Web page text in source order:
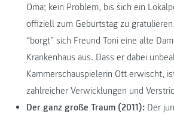
Oma; kein Problem, bis sich ein
offiziell zum Geburtstag zu
“borgt” sich Freund Toni eine alte
Krankenhaus aus. Dass er dabei
Kammerschauspielerin Ott erwischt,
zahlreicher Verwicklungen und
Der ganz große Traum (2011): Der